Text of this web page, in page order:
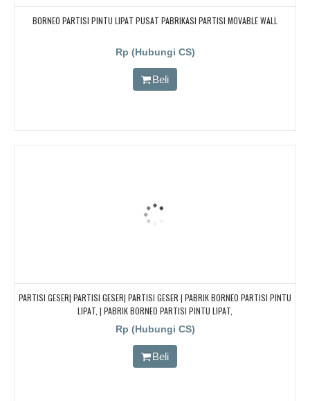
BORNEO PARTISI PINTU LIPAT PUSAT PABRIKASI PARTISI MOVABLE WALL
Rp (Hubungi CS)
Beli
PARTISI GESER| PARTISI GESER| PARTISI GESER | PABRIK BORNEO PARTISI PINTU
LIPAT, | PABRIK BORNEO PARTISI PINTU LIPAT,
Rp (Hubungi CS)
Beli